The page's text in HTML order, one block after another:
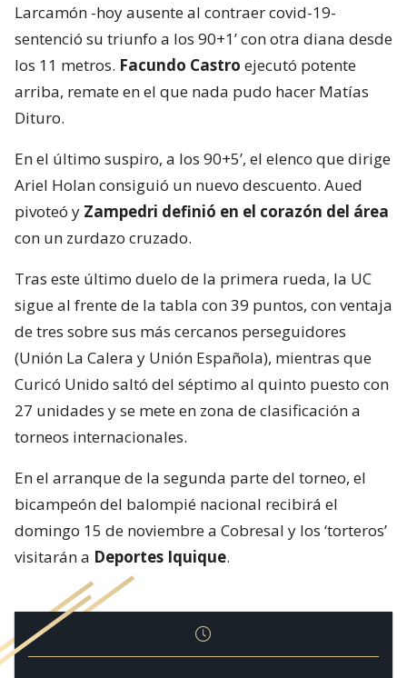
Larcamón -hoy ausente al contraer covid-19-
sentenció su triunfo a los 90+1’ con otra diana desde
los 11 metros. Facundo Castro ejecutó potente
arriba, remate en el que nada pudo hacer Matías
Dituro.
En el último suspiro, a los 90+5’, el elenco que dirige
Ariel Holan consiguió un nuevo descuento. Aued
pivoteó y Zampedri definió en el corazón del área
con un zurdazo cruzado.
Tras este último duelo de la primera rueda, la UC
sigue al frente de la tabla con 39 puntos, con ventaja
de tres sobre sus más cercanos perseguidores
(Unión La Calera y Unión Española), mientras que
Curicó Unido saltó del séptimo al quinto puesto con
27 unidades y se mete en zona de clasificación a
torneos internacionales.
En el arranque de la segunda parte del torneo, el
bicampeón del balompié nacional recibirá el
domingo 15 de noviembre a Cobresal y los ‘torteros’
visitarán a Deportes Iquique.